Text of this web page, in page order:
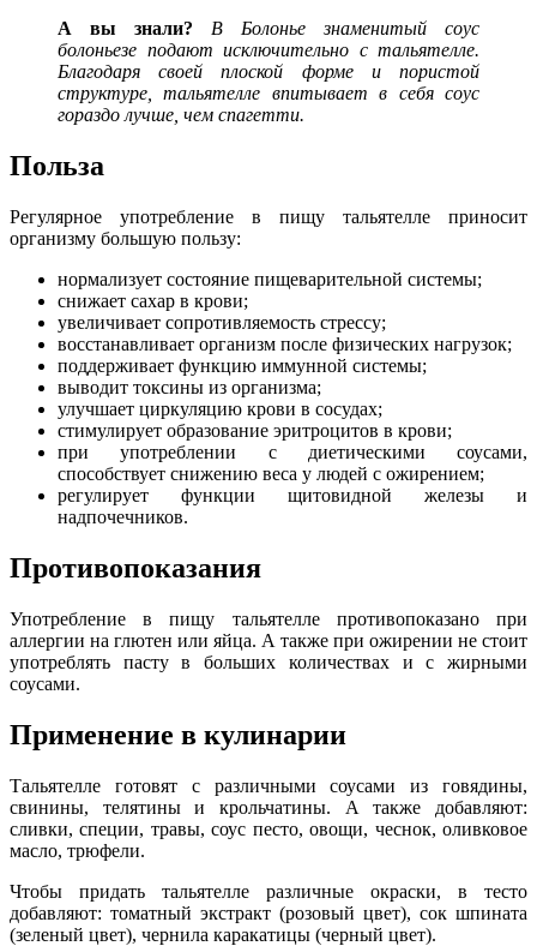
А вы знали?
В Болонье знаменитый соус
болоньезе подают исключительно с тальятелле.
Благодаря своей плоской форме и пористой
структуре, тальятелле впитывает в себя соус
гораздо лучше, чем спагетти.
Польза
Регулярное употребление в пищу тальятелле приносит
организму большую пользу:
нормализует состояние пищеварительной системы;
снижает сахар в крови;
увеличивает сопротивляемость стрессу;
восстанавливает организм после физических нагрузок;
поддерживает функцию иммунной системы;
выводит токсины из организма;
улучшает циркуляцию крови в сосудах;
стимулирует образование эритроцитов в крови;
при употреблении с диетическими соусами,
способствует снижению веса у людей с ожирением;
регулирует функции щитовидной железы и
надпочечников.
Противопоказания
Употребление в пищу тальятелле противопоказано при
аллергии на глютен или яйца. А также при ожирении не стоит
употреблять пасту в больших количествах и с жирными
соусами.
Применение в кулинарии
Тальятелле готовят с различными соусами из говядины,
свинины, телятины и крольчатины. А также добавляют:
сливки, специи, травы, соус песто, овощи, чеснок, оливковое
масло, трюфели.
Чтобы придать тальятелле различные окраски, в тесто
добавляют: томатный экстракт (розовый цвет), сок шпината
(зеленый цвет), чернила каракатицы (черный цвет).